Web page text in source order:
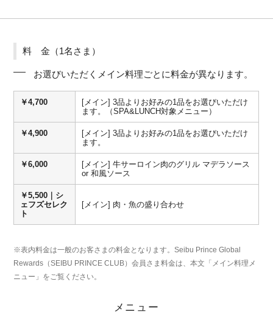
料 金（1名さま）
お選びいただくメイン料理ごとに料金が異なります。
￥4,700
[メイン] 3品よりお好みの1品をお選びいただけ
ます。（SPA&LUNCH対象メニュー）
￥4,900
[メイン] 3品よりお好みの1品をお選びいただけ
ます。
￥6,000
[メイン] 牛サーロイン肉のグリル マデラソース
or 和風ソース
￥5,500｜シ
ェフズセレク
ト
[メイン] 肉・魚の盛り合わせ
※表内料金は一般のお客さまの料金となります。Seibu Prince Global
Rewards（SEIBU PRINCE CLUB）会員さま料金は、本文「メイン料理メ
ニュー」をご覧ください。
メニュー